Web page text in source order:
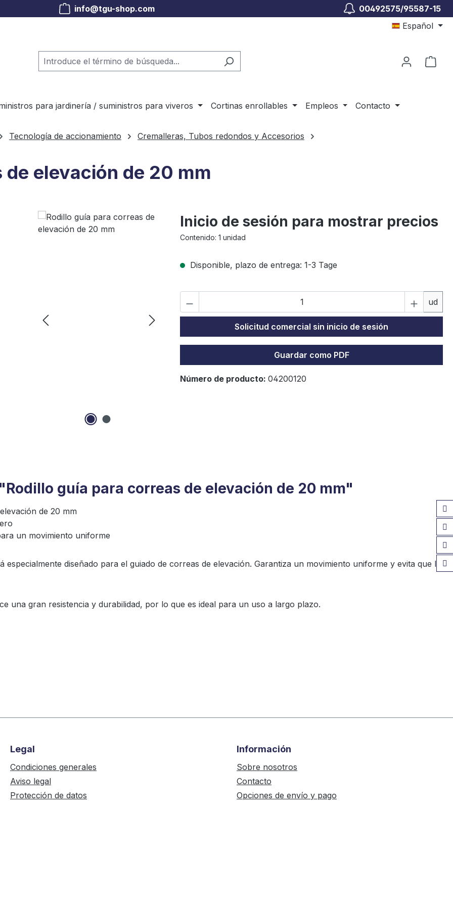
info@tgu-shop.com
00492575/95587-15
Español
El
para jardinería / suministros para viveros Cortinas enrollables Empleos Contacto
Tecnología de accionamiento Cremalleras, Tubos redondos y Accesorios
elevación de 20 mm
Loading...
Inicio de sesión para mostrar precios
Contenido: 1 unidad
Disponible, plazo de entrega: 1-3 Tage
ud
Solicitud comercial sin inicio de sesión
Guardar como PDF
Número de producto: 04200120
guía para correas de elevación de 20 mm"
de 20 mm
un movimiento uniforme
especialmente diseñado para el guiado de correas de elevación. Garantiza un movimiento uniforme y evita que la
una gran resistencia y durabilidad, por lo que es ideal para un uso a largo plazo.
Legal
Condiciones generales
Aviso legal
Protección de datos
Información
Sobre nosotros
Contacto
Opciones de envío y pago